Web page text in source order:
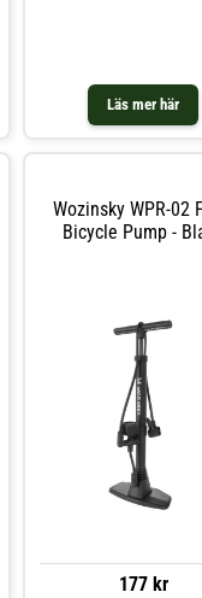
Läs mer här
Wozinsky WPR-02
Bicycle Pump -
177 kr